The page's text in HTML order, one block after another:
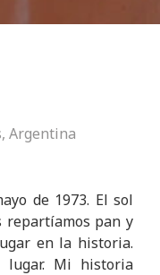
Argentina
de 1973. El sol
repartíamos pan y
en la historia.
Mi historia